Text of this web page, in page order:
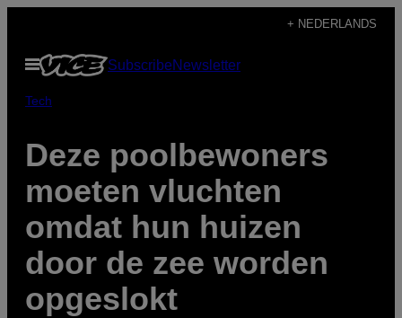
de
inhoud
+ NEDERLANDS
Open
menu
SubscribeNewsletter
Tech
Deze poolbewoners
moeten vluchten
omdat hun huizen
door de zee worden
opgeslokt